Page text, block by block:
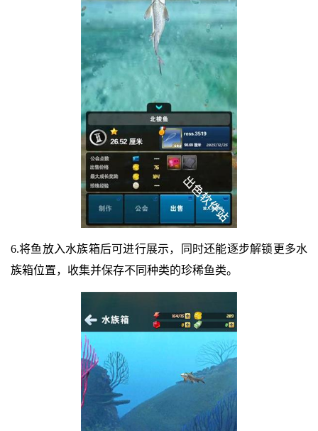
6.将鱼放入水族箱后可进行展示，同时还能逐步解锁更多水
族箱位置，收集并保存不同种类的珍稀鱼类。